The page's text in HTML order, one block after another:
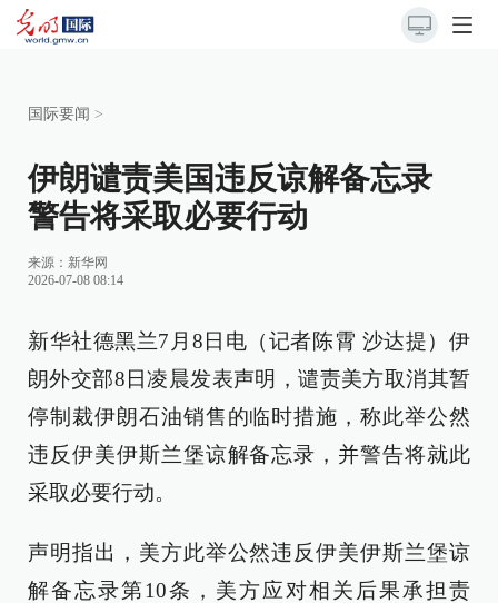
国际要闻 >
伊朗谴责美国违反谅解备忘录
警告将采取必要行动
来源： 新华网
2026-07-08 08:14
新华社德黑兰7月8日电（记者陈霄 沙达提）伊
朗外交部8日凌晨发表声明，谴责美方取消其暂
停制裁伊朗石油销售的临时措施，称此举公然
违反伊美伊斯兰堡谅解备忘录，并警告将就此
采取必要行动。
声明指出，美方此举公然违反伊美伊斯兰堡谅
解备忘录第10条，美方应对相关后果承担责